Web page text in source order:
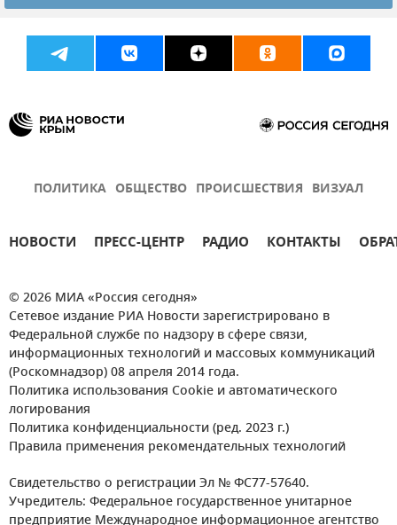
ПОЛИТИКА ОБЩЕСТВО ПРОИСШЕСТВИЯ ВИЗУАЛ
НОВОСТИ ПРЕСС-ЦЕНТР РАДИО КОНТАКТЫ
© 2026 МИА «Россия сегодня»
Сетевое издание РИА Новости зарегистрировано в
Федеральной службе по надзору в сфере связи,
информационных технологий и массовых коммуникаций
(Роскомнадзор) 08 апреля 2014 года.
Политика использования Cookie и автоматического
логирования
Политика конфиденциальности (ред. 2023 г.)
Правила применения рекомендательных технологий
Свидетельство о регистрации Эл № ФС77-57640.
Учредитель: Федеральное государственное унитарное